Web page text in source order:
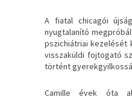
A fiatal chicagói
nyugtalanító
pszichiátriai kezelését
visszaküldi fojtogató
történt
Camille évek óta